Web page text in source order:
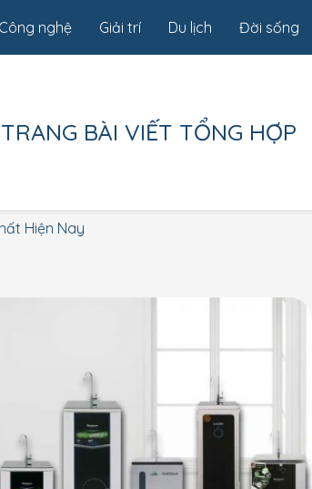
Công nghệ Giải trí Du lịch Đời sống
BÀI VIẾT TỔNG HỢP
Hiện Nay